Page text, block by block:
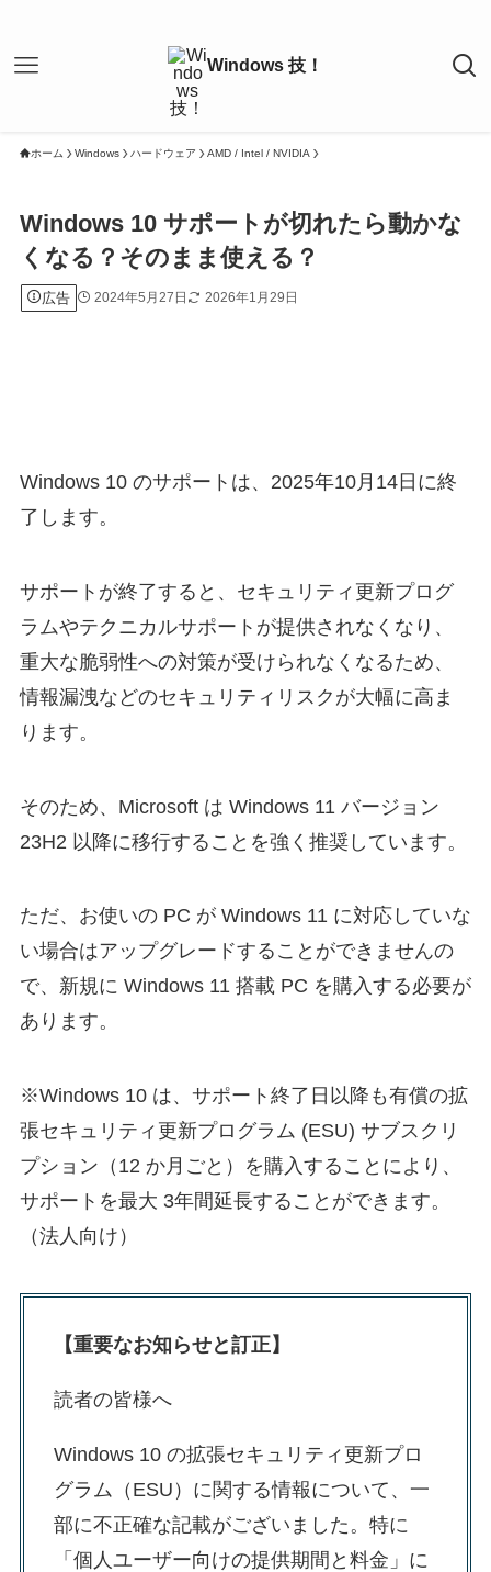
ホーム Windows ハードウェア AMD / Intel / NVIDIA
Windows 10 サポートが切れたら動かな
くなる？そのまま使える？
広告 2024年5月27日 2026年1月29日
Windows 10 のサポートは、2025年10月14日に終
了します。
サポートが終了すると、セキュリティ更新プログ
ラムやテクニカルサポートが提供されなくなり、
重大な脆弱性への対策が受けられなくなるため、
情報漏洩などのセキュリティリスクが大幅に高ま
ります。
そのため、Microsoft は Windows 11 バージョン
23H2 以降に移行することを強く推奨しています。
ただ、お使いの PC が Windows 11 に対応していな
い場合はアップグレードすることができませんの
で、新規に Windows 11 搭載 PC を購入する必要が
あります。
※Windows 10 は、サポート終了日以降も有償の拡
張セキュリティ更新プログラム (ESU) サブスクリ
プション（12 か月ごと）を購入することにより、
サポートを最大 3年間延長することができます。
（法人向け）
【重要なお知らせと訂正】
読者の皆様へ
Windows 10 の拡張セキュリティ更新プロ
グラム（ESU）に関する情報について、一
部に不正確な記載がございました。特に
「個人ユーザー向けの提供期間と料金」に